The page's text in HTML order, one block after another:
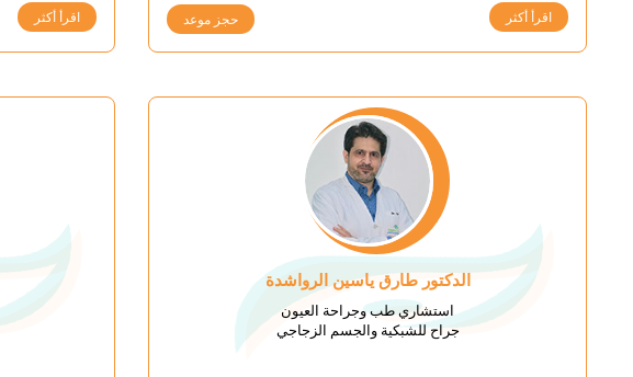
اقرأ أكثر حجز موعد اقرأ أكثر
الدكتور طارق ياسين الرواشدة
استشاري طب وجراحة العيون
جراح للشبكية والجسم الزجاجي